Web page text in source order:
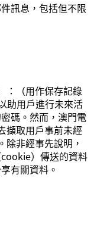
訊息，包括但不限
：（用作保存記錄
助用戶進行未來活
碼。然而，澳門電
擷取用戶事前未經
除非經事先說明，
cookie）傳送的資料
有關資料。